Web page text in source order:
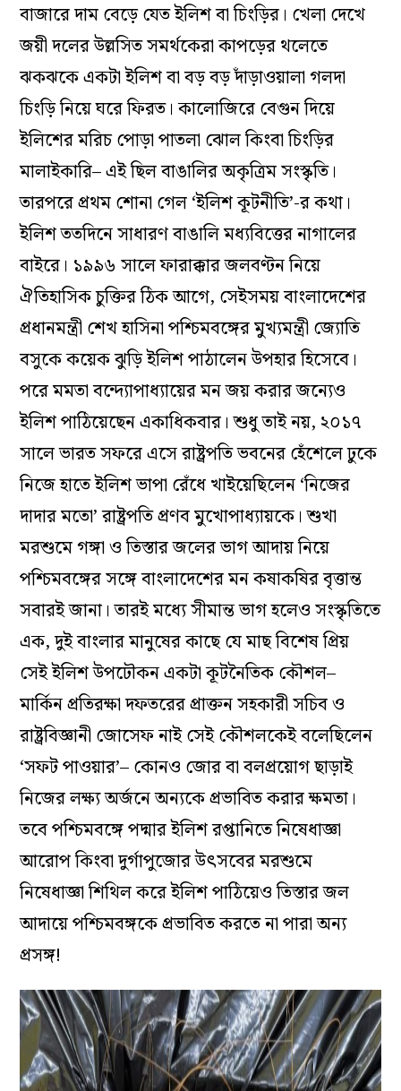
বাজারে দাম বেড়ে যেত ইলিশ বা চিংড়ির। খেলা দেখে
জয়ী দলের উল্লসিত সমর্থকেরা কাপড়ের থলেতে
ঝকঝকে একটা ইলিশ বা বড় বড় দাঁড়াওয়ালা গলদা
চিংড়ি নিয়ে ঘরে ফিরত। কালোজিরে বেগুন দিয়ে
ইলিশের মরিচ পোড়া পাতলা ঝোল কিংবা চিংড়ির
মালাইকারি– এই ছিল বাঙালির অকৃত্রিম সংস্কৃতি।
তারপরে প্রথম শোনা গেল ‘ইলিশ কূটনীতি’-র কথা।
ইলিশ ততদিনে সাধারণ বাঙালি মধ্যবিত্তের নাগালের
বাইরে। ১৯৯৬ সালে ফারাক্কার জলবণ্টন নিয়ে
ঐতিহাসিক চুক্তির ঠিক আগে, সেইসময় বাংলাদেশের
প্রধানমন্ত্রী শেখ হাসিনা পশ্চিমবঙ্গের মুখ্যমন্ত্রী জ্যোতি
বসুকে কয়েক ঝুড়ি ইলিশ পাঠালেন উপহার হিসেবে।
পরে মমতা বন্দ্যোপাধ্যায়ের মন জয় করার জন্যেও
ইলিশ পাঠিয়েছেন একাধিকবার। শুধু তাই নয়, ২০১৭
সালে ভারত সফরে এসে রাষ্ট্রপতি ভবনের হেঁশেলে ঢুকে
নিজে হাতে ইলিশ ভাপা রেঁধে খাইয়েছিলেন ‘নিজের
দাদার মতো’ রাষ্ট্রপতি প্রণব মুখোপাধ্যায়কে। শুখা
মরশুমে গঙ্গা ও তিস্তার জলের ভাগ আদায় নিয়ে
পশ্চিমবঙ্গের সঙ্গে বাংলাদেশের মন কষাকষির বৃত্তান্ত
সবারই জানা। তারই মধ্যে সীমান্ত ভাগ হলেও সংস্কৃতিতে
এক, দুই বাংলার মানুষের কাছে যে মাছ বিশেষ প্রিয়
সেই ইলিশ উপঢৌকন একটা কূটনৈতিক কৌশল–
মার্কিন প্রতিরক্ষা দফতরের প্রাক্তন সহকারী সচিব ও
রাষ্ট্রবিজ্ঞানী জোসেফ নাই সেই কৌশলকেই বলেছিলেন
‘সফট পাওয়ার’– কোনও জোর বা বলপ্রয়োগ ছাড়াই
নিজের লক্ষ্য অর্জনে অন্যকে প্রভাবিত করার ক্ষমতা।
তবে পশ্চিমবঙ্গে পদ্মার ইলিশ রপ্তানিতে নিষেধাজ্ঞা
আরোপ কিংবা দুর্গাপুজোর উৎসবের মরশুমে
নিষেধাজ্ঞা শিথিল করে ইলিশ পাঠিয়েও তিস্তার জল
আদায়ে পশ্চিমবঙ্গকে প্রভাবিত করতে না পারা অন্য
প্রসঙ্গ!